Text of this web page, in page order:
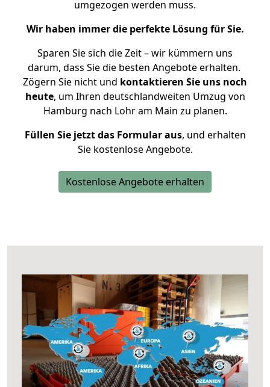
umgezogen werden muss.
Wir haben immer die perfekte Lösung für Sie.
Sparen Sie sich die Zeit – wir kümmern uns
darum, dass Sie die besten Angebote erhalten.
Zögern Sie nicht und kontaktieren Sie uns noch
heute, um Ihren deutschlandweiten Umzug von
Hamburg nach Lohr am Main zu planen.
Füllen Sie jetzt das Formular aus, und erhalten
Sie kostenlose Angebote.
Kostenlose Angebote erhalten